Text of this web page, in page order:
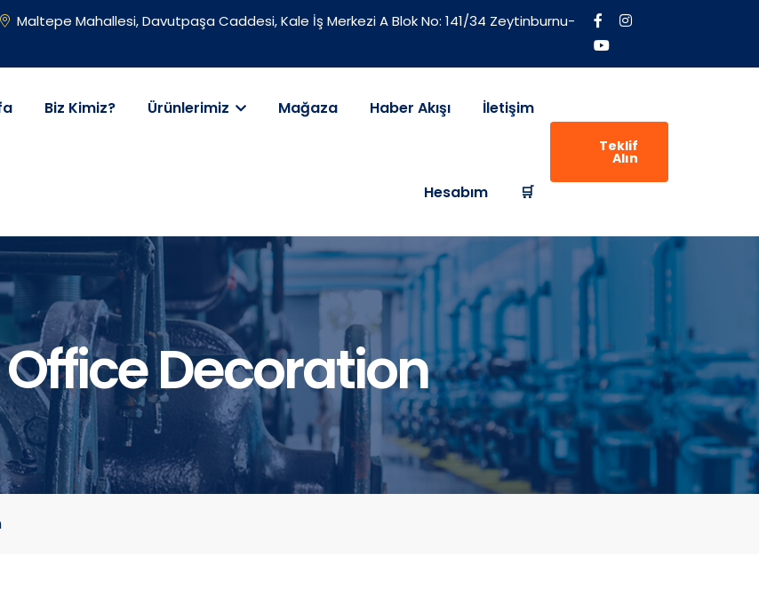
Maltepe Mahallesi, Davutpaşa Caddesi, Kale İş Merkezi A Blok No: 141/34 Zeytinburnu-
Biz Kimiz? Ürünlerimiz Mağaza Haber Akışı İletişim
Hesabım 🛒
Teklif
Alın
Decoration